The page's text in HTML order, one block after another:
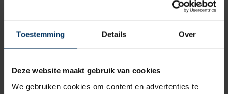
Toestemming Details Over
Deze website maakt gebruik van cookies
We gebruiken cookies om content en advertenties te
1000 watt
Merk: Quick